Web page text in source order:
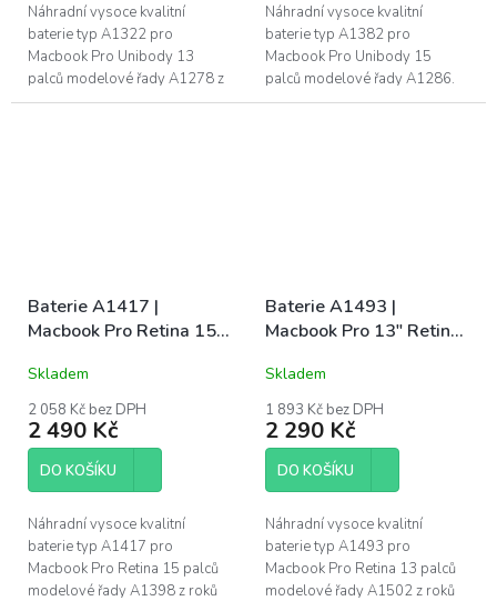
Náhradní vysoce kvalitní
baterie typ A1322 pro
Macbook Pro Unibody 13
palců modelové řady A1278 z
roků 2009 - 2012. Naše baterie
Náhradní vysoce kvalitní
baterie typ A1382 pro
Macbook Pro Unibody 15
palců modelové řady A1286.
Naše baterie mají CE, FC a
Baterie A1417 |
Macbook Pro Retina 15"
Early 2013)
Skladem
2 058 Kč bez DPH
2 490 Kč
DO KOŠÍKU
Náhradní vysoce kvalitní
baterie typ A1417 pro
Macbook Pro Retina 15 palců
modelové řady A1398 z roků
Baterie A1493 |
Macbook Pro 13" Retina
MID 2014)
Skladem
1 893 Kč bez DPH
2 290 Kč
DO KOŠÍKU
Náhradní vysoce kvalitní
baterie typ A1493 pro
Macbook Pro Retina 13 palců
modelové řady A1502 z roků